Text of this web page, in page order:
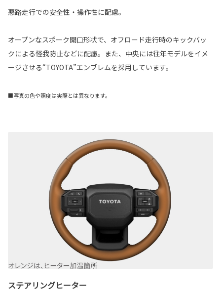
悪路走行での安全性・操作性に配慮。
オープンなスポーク開口形状で、オフロード走行時のキックバッ
クによる怪我防止などに配慮。また、中央には往年モデルをイメ
ージさせる“TOYOTA”エンブレムを採用しています。
■写真の色や照度は実際とは異なります。
ステアリングヒーター